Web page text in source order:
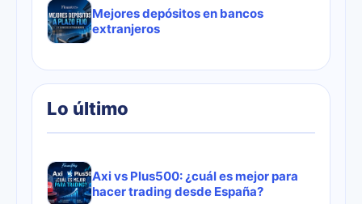
Mejores depósitos en bancos
extranjeros
Lo último
Axi vs Plus500: ¿cuál es mejor para
hacer trading desde España?